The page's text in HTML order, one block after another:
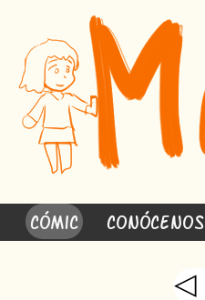
Cómic Conócenos
◁